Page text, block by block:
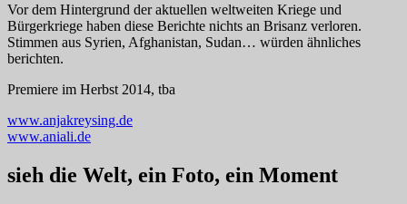
Vor dem Hintergrund der aktuellen weltweiten Kriege und
Bürgerkriege haben diese Berichte nichts an Brisanz verloren.
Stimmen aus Syrien, Afghanistan, Sudan… würden ähnliches
berichten.
Premiere im Herbst 2014, tba
www.anjakreysing.de
www.aniali.de
sieh die Welt, ein Foto, ein Moment